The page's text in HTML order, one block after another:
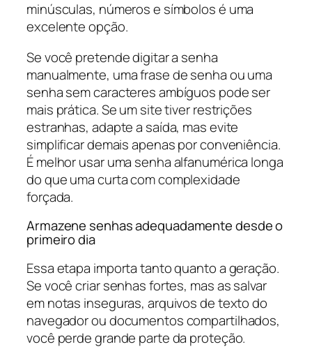
minúsculas, números e símbolos é uma
excelente opção.
Se você pretende digitar a senha
manualmente, uma frase de senha ou uma
senha sem caracteres ambíguos pode ser
mais prática. Se um site tiver restrições
estranhas, adapte a saída, mas evite
simplificar demais apenas por conveniência.
É melhor usar uma senha alfanumérica longa
do que uma curta com complexidade
forçada.
Armazene senhas adequadamente desde o
primeiro dia
Essa etapa importa tanto quanto a geração.
Se você criar senhas fortes, mas as salvar
em notas inseguras, arquivos de texto do
navegador ou documentos compartilhados,
você perde grande parte da proteção.